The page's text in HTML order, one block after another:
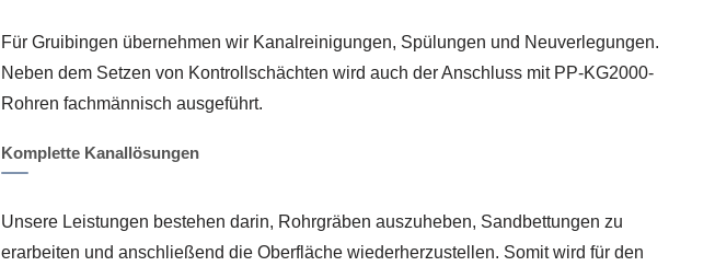
Für Gruibingen übernehmen wir Kanalreinigungen, Spülungen und Neuverlegungen.
Neben dem Setzen von Kontrollschächten wird auch der Anschluss mit PP-KG2000-
Rohren fachmännisch ausgeführt.
Komplette Kanallösungen
Unsere Leistungen bestehen darin, Rohrgräben auszuheben, Sandbettungen zu
erarbeiten und anschließend die Oberfläche wiederherzustellen. Somit wird für den